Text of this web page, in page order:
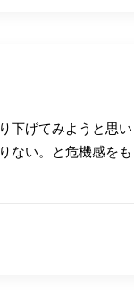
下げてみようと思
ない。と危機感を